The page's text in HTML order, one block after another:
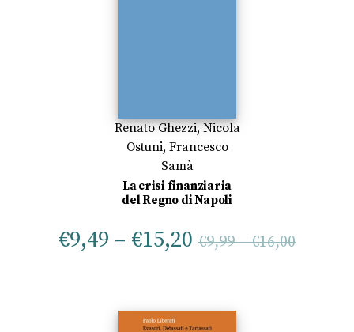
Renato Ghezzi,Nicola
Ostuni, Francesco
Samà
La crisi finanziaria
del Regno di Napoli
€9,49 – €15,20 €9,99–€16,00